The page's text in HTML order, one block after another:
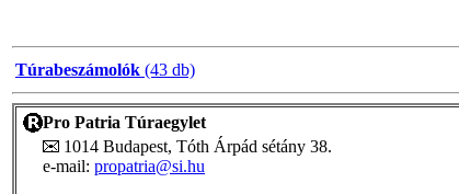
Túrabeszámolók (43 db)
Pro Patria Túraegylet
1014 Budapest, Tóth Árpád sétány 38.
e-mail: propatria@si.hu